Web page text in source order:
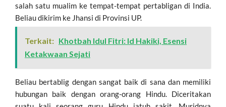
salah satu mualim ke tempat-tempat pertabligan di India.
Beliau dikirim ke Jhansi di Provinsi UP.
Terkait: Khotbah Idul Fitri: Id Hakiki, Esensi
Ketakwaan Sejati
Beliau bertablig dengan sangat baik di sana dan memiliki
hubungan baik dengan orang-orang Hindu. Diceritakan